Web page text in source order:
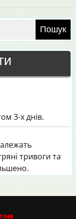
Пошук
3-х днів.
тривоги та